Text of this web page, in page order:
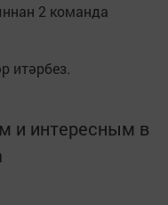
2 команда
итәрбез.
и интересным в